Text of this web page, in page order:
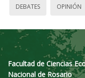
DEBATES OPINIÓN
Facultad de Ciencias
Nacional de Rosario